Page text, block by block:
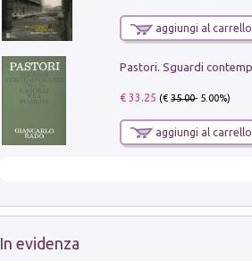
aggiungi al carrello
€ 33.25 (€35.00- 5.00%)
aggiungi al carrello
In evidenza